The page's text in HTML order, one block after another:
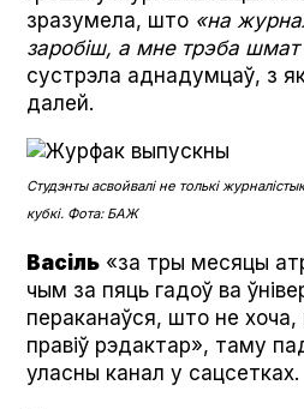
зразумела, што «на
заробіш, а мне трэба
сустрэла аднадумцаў, з
далей.
Студэнты асвойвалі не толькі
кубкі. Фота: БАЖ
Васіль «за тры месяцы
чым за пяць гадоў ва
пераканаўся, што не хоча,
правіў рэдактар», таму
уласны канал у сацсетках.